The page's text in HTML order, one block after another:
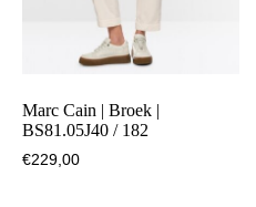
Marc Cain | Broek |
BS81.05J40 / 182
€229,00